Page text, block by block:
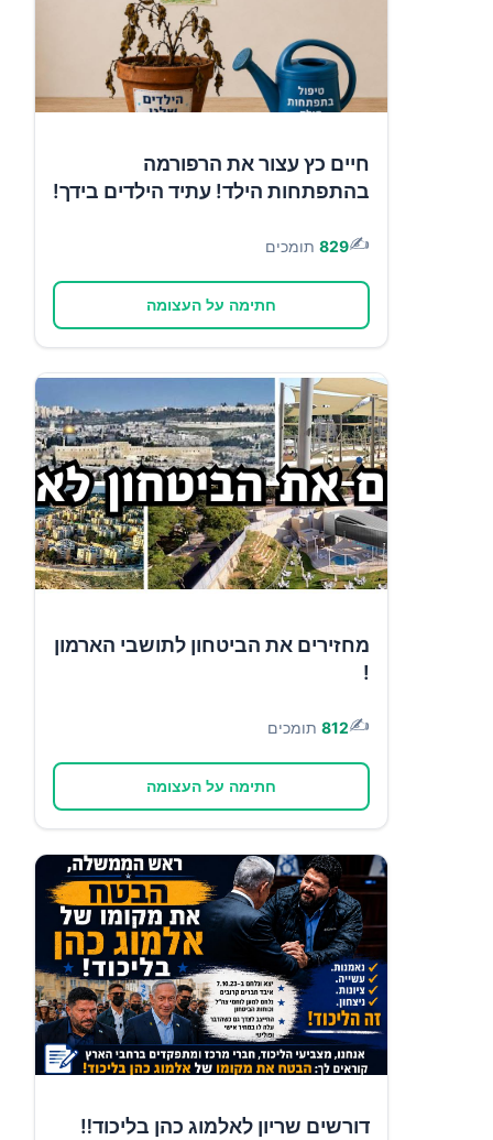
חיים כץ עצור את הרפורמה
בהתפתחות הילד! עתיד הילדים בידך!
✍️
829 תומכים
חתימה על העצומה
מחזירים את הביטחון לתושבי הארמון
!
✍️
812 תומכים
חתימה על העצומה
דורשים שריון לאלמוג כהן בליכוד‼️